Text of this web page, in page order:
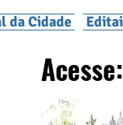
da Cidade
Acesse: